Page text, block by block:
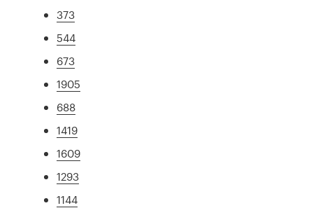
373
544
673
1905
688
1419
1609
1293
1144